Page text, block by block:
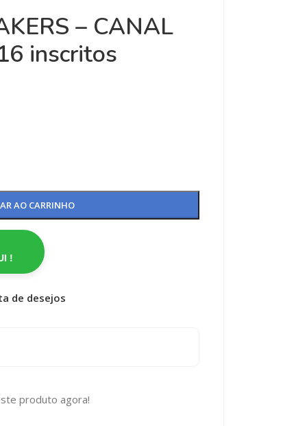
– CANAL
inscritos
AO CARRINHO
!
de desejos
produto agora!